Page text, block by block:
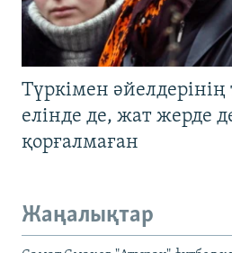
Түркімен
елінде де, жат жерде
қорғалмаған
Жаңалықтар